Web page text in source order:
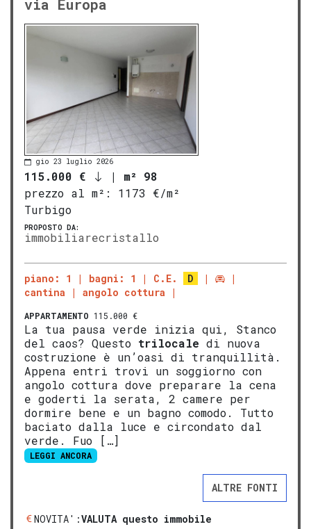
via Europa
gio 23 luglio 2026
115.000 € | m² 98
prezzo al m²:
1173 €/m²
Turbigo
PROPOSTO DA:
immobiliarecristallo
piano: 1 bagni: 1 C.E.
D
cantina
angolo cottura
APPARTAMENTO 115.000 €
La tua pausa verde inizia qui, Stanco
del caos? Questo trilocale di nuova
costruzione è un’oasi di tranquillità.
Appena entri trovi un soggiorno con
angolo cottura dove preparare la cena
e goderti la serata, 2 camere per
dormire bene e un bagno comodo. Tutto
baciato dalla luce e circondato dal
verde. Fuo […]
LEGGI ANCORA
ALTRE FONTI
NOVITA':VALUTA questo immobile